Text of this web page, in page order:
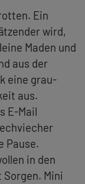
Ein
wird,
Maden und
aus der
eine grau-
aus.
E-Mail
Pause.
in den
Mini